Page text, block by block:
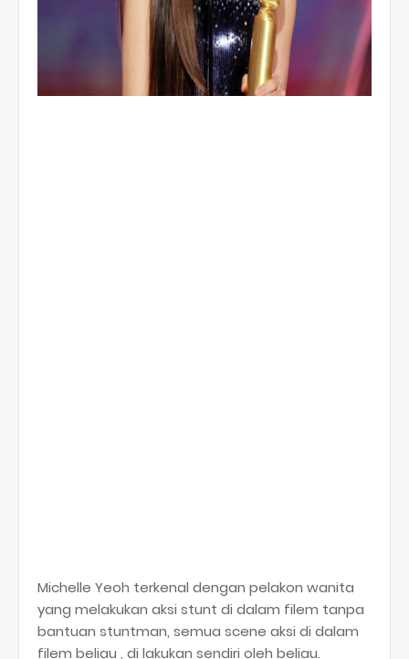
Michelle Yeoh terkenal dengan pelakon wanita
yang melakukan aksi stunt di dalam filem tanpa
bantuan stuntman, semua scene aksi di dalam
filem beliau , di lakukan sendiri oleh beliau.